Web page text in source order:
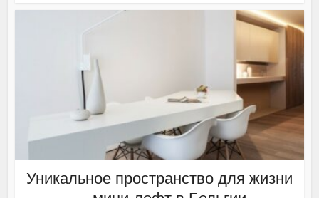
Уникальное пространство для жизни